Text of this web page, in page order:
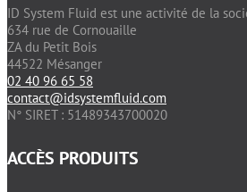
ID System Fluid est une activité de la
634 rue de Cornouaille
ZA du Petit Bois
44522 Mésanger
02 40 96 65 58
contact@idsystemfluid.com
N° SIRET : 51489343700020
ACCÈS PRODUITS